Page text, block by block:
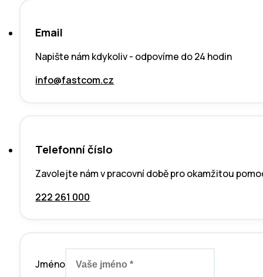
Email
Napište nám kdykoliv - odpovíme do 24 hodin
info@fastcom.cz
Telefonní číslo
Zavolejte nám v pracovní době pro okamžitou
222 261 000
Jméno